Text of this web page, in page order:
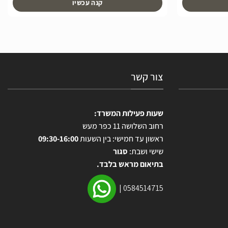
קנה עכשיו
צור קשר
שעות פעילות המשרד:
רחוב השלושה 11 כפר מעש
ראשון עד חמישי: בין השעות09:30-16:00
שישי ושבת: סגור
בתיאום מראש בלבד.
0584514715
|